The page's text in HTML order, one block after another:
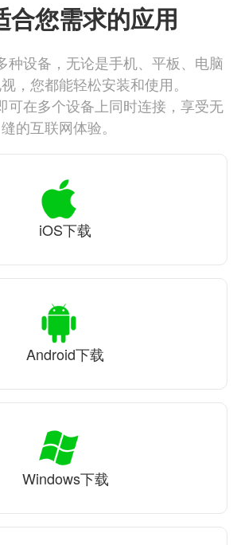
合您需求的应用
种设备，无论是手机、平板、电脑
，您都能轻松安装和使用。
可在多个设备上同时连接，享受无
缝的互联网体验。
iOS下载
Android下载
Windows下载